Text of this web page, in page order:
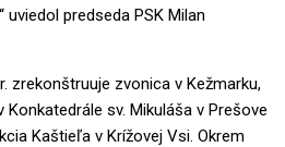
uviedol predseda PSK Milan
zrekonštruuje zvonica v Kežmarku,
sv. Mikuláša v Prešove
Kaštieľa v Krížovej Vsi. Okrem